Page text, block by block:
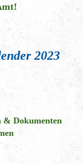
2023
& Dokumenten